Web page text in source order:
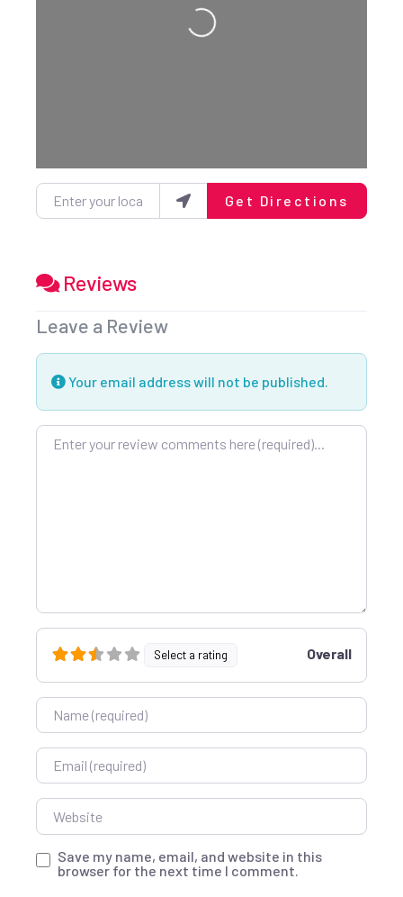
Loading...
Enter your location
Get Directions
Reviews
Leave a Review
Your email address will not be published.
Review text
Select a rating Overall
Name
Email
Website
Save my name, email, and website in this
browser for the next time I comment.